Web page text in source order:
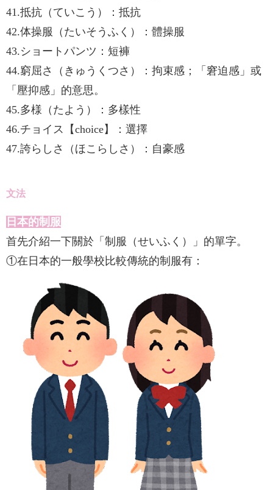
41.抵抗（ていこう）：抵抗
42.体操服（たいそうふく）：體操服
43.ショートパンツ：短褲
44.窮屈さ（きゅうくつさ）：拘束感；「窘迫感」或
「壓抑感」的意思。
45.多様（たよう）：多樣性
46.チョイス【choice】：選擇
47.誇らしさ（ほこらしさ）：自豪感
文法
日本的制服
首先介紹一下關於「制服（せいふく）」的單字。
①在日本的一般學校比較傳統的制服有：